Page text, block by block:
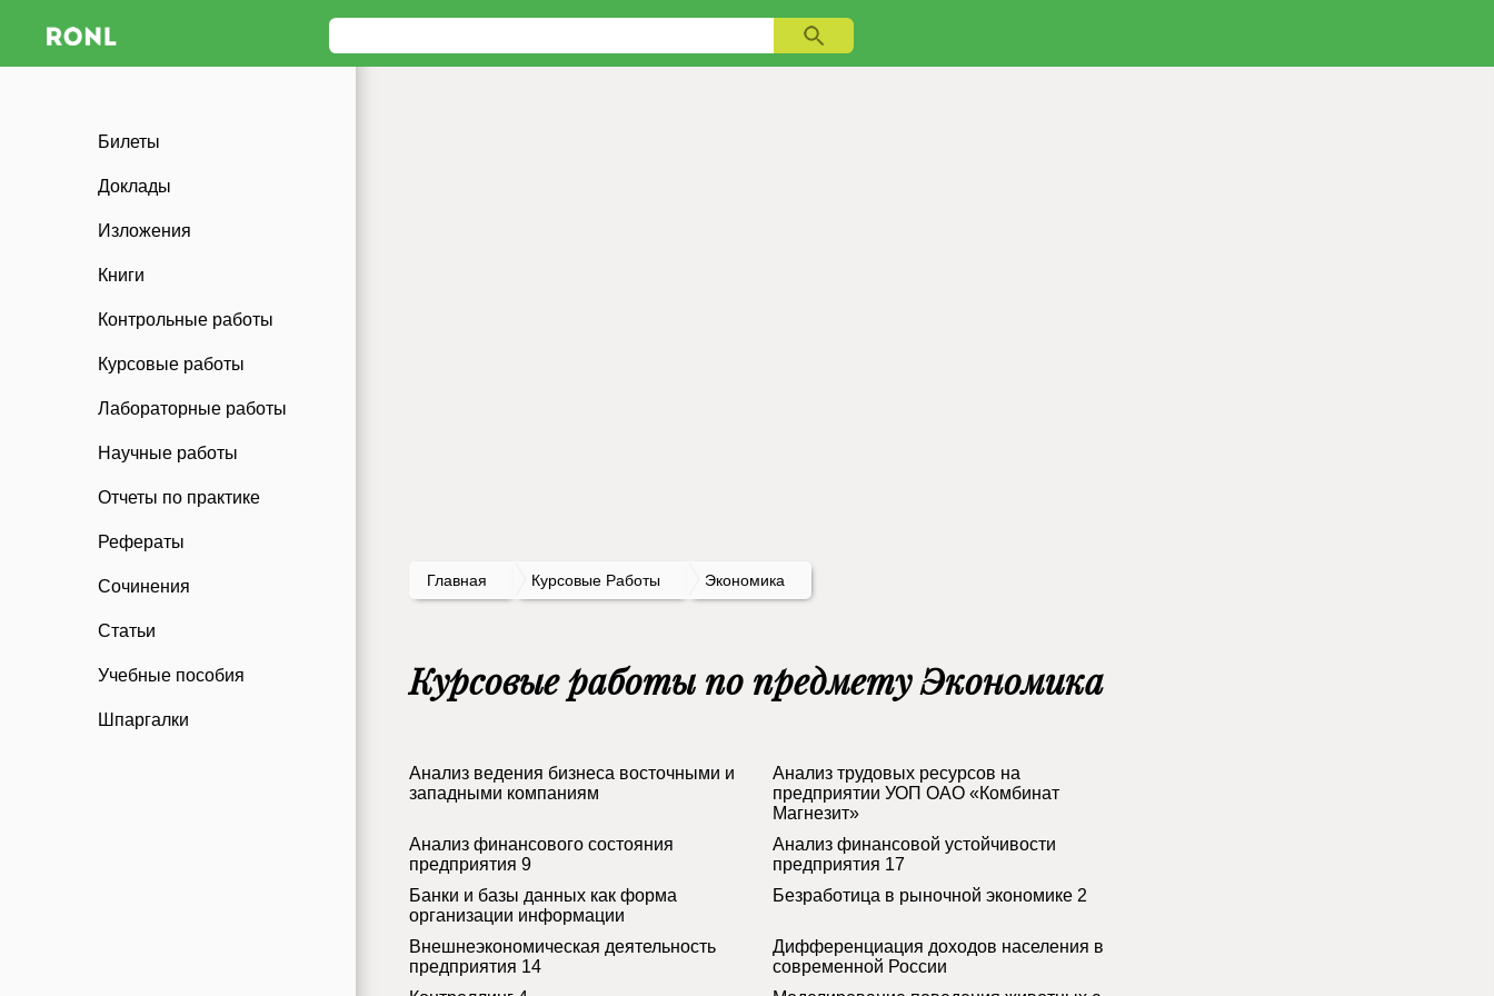
Билеты
Доклады
Изложения
Книги
Контрольные работы
Курсовые работы
Лабораторные работы
Научные работы
Отчеты по практике
Рефераты
Сочинения
Статьи
Учебные пособия
Шпаргалки
Главная Курсовые Работы Экономика
Курсовые работы по предмету Экономика
Анализ ведения бизнеса восточными и
западными компаниям
Анализ трудовых ресурсов на
предприятии УОП ОАО «Комбинат
Магнезит»
Анализ финансового состояния
предприятия 9
Анализ финансовой устойчивости
предприятия 17
Банки и базы данных как форма
организации информации
Безработица в рыночной экономике 2
Внешнеэкономическая деятельность
предприятия 14
Дифференциация доходов населения в
современной России